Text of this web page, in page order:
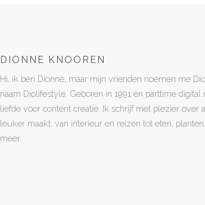
DIONNE KNOOREN
Hi, ik ben Dionne, maar mijn vrienden noemen me
naam Diolifestyle. Geboren in 1991 en parttime
liefde voor content creatie. Ik schrijf met plezier over
leuker maakt: van interieur en reizen tot eten,
meer.